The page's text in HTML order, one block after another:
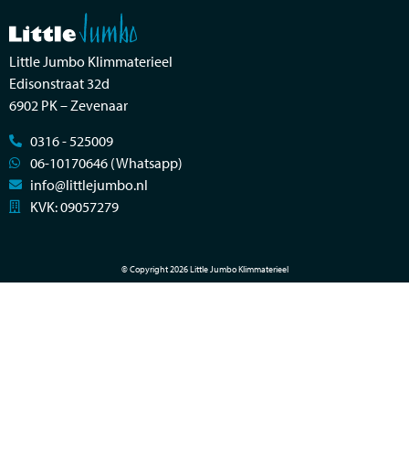
Little Jumbo Klimmaterieel
Edisonstraat 32d
6902 PK – Zevenaar
0316 - 525009
06-10170646 (Whatsapp)
info@littlejumbo.nl
KVK: 09057279
© Copyright 2026 Little Jumbo Klimmaterieel